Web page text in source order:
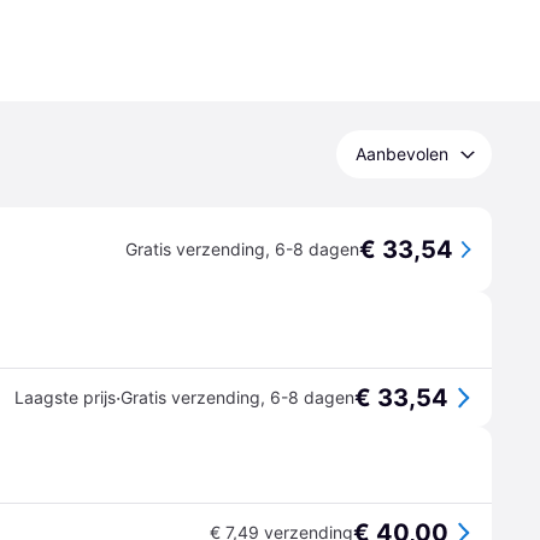
Aanbevolen
Gratis verzending, 6-8 dagen€ 33,54
Laagste prijs·Gratis verzending, 6-8 dagen€ 33,54
€ 7,49 verzending€ 40,00